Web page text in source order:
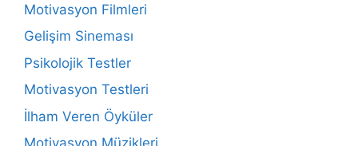
Motivasyon Filmleri
Gelişim Sineması
Psikolojik Testler
Motivasyon Testleri
İlham Veren Öyküler
Motivasyon Müzikleri